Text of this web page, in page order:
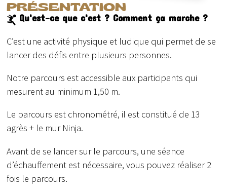
PRÉSENTATION
Qu'est-ce que c'est ? Comment ça marche ?
C’est une activité physique et ludique qui permet de se
lancer des défis entre plusieurs personnes.
Notre parcours est accessible aux participants qui
mesurent au minimum 1,50 m.
Le parcours est chronométré, il est constitué de 13
agrès + le mur Ninja.
Avant de se lancer sur le parcours, une séance
d’échauffement est nécessaire, vous pouvez réaliser 2
fois le parcours.